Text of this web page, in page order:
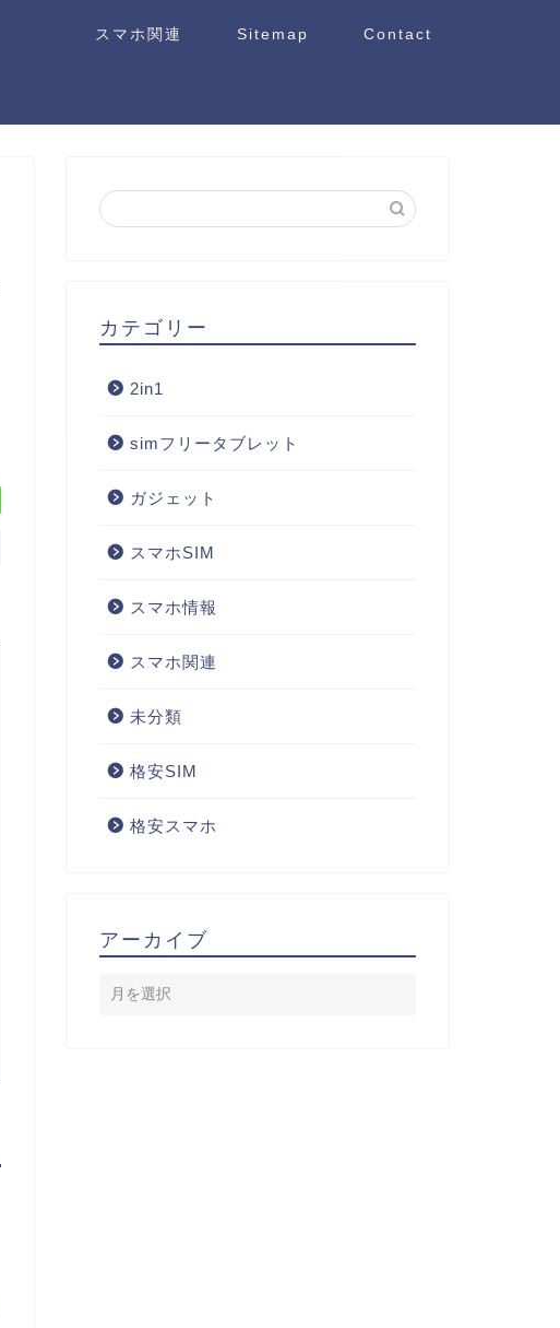
スマホ関連 Sitemap Contact
カテゴリー
2in1
simフリータブレット
ガジェット
スマホSIM
スマホ情報
スマホ関連
未分類
格安SIM
格安スマホ
アーカイブ